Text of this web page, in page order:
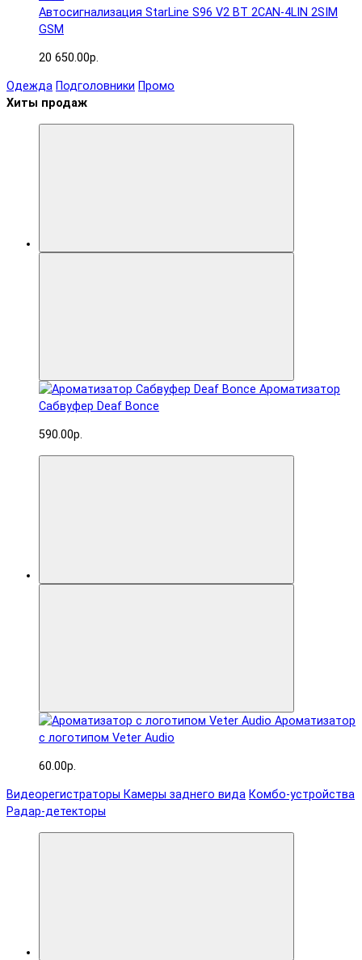
Автосигнализация StarLine S96 V2 BT 2CAN-4LIN 2SIM
GSM
20 650.00р.
Одежда Подголовники Промо
Хиты продаж
Ароматизатор
Сабвуфер Deaf Bonce
590.00р.
Ароматизатор
с логотипом Veter Audio
60.00р.
Видеорегистраторы Камеры заднего вида Комбо-устройства
Радар-детекторы